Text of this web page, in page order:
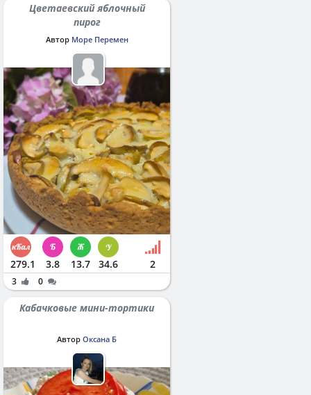
Цветаевский яблочный
пирог
Автор Море Перемен
279.1 3.8 13.7 34.6 2
3 0
Кабачковые мини-тортики
Автор Оксана Б